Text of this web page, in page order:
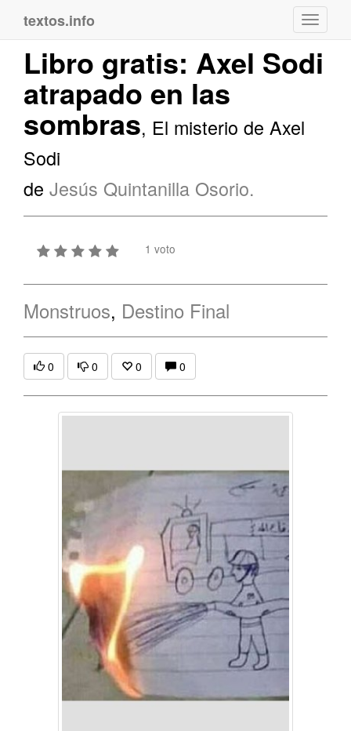
textos.info
Libro gratis: Axel Sodi
atrapado en las
sombras, El misterio de Axel
Sodi
de Jesús Quintanilla Osorio.
1 voto
Monstruos, Destino Final
0 0 0 0